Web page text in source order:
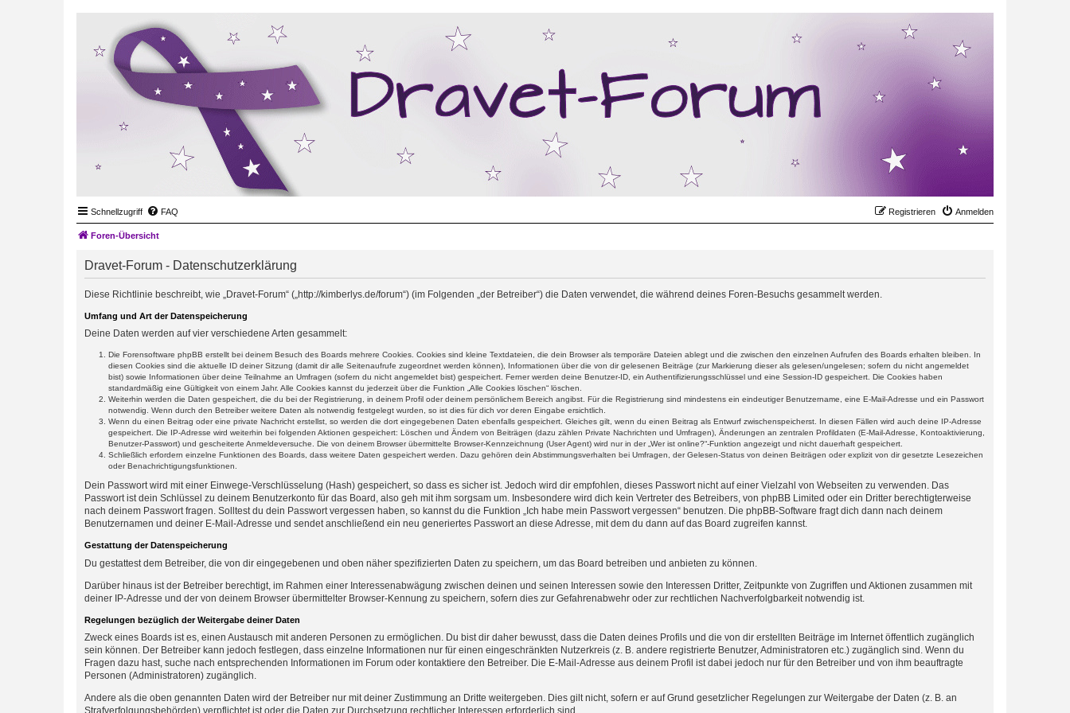
Schnellzugriff FAQ Anmelden
Registrieren
Foren-Übersicht
Dravet-Forum - Datenschutzerklärung
Diese Richtlinie beschreibt, wie „Dravet-Forum“ („http://kimberlys.de/forum“) (im Folgenden „der Betreiber“) die Daten verwendet, die während deines Foren-Besuchs gesammelt werden.
Umfang und Art der Datenspeicherung
Deine Daten werden auf vier verschiedene Arten gesammelt:
Die Forensoftware phpBB erstellt bei deinem Besuch des Boards mehrere Cookies. Cookies sind kleine Textdateien, die dein Browser als temporäre Dateien ablegt und die zwischen den einzelnen Aufrufen des Boards erhalten bleiben. In
diesen Cookies sind die aktuelle ID deiner Sitzung (damit dir alle Seitenaufrufe zugeordnet werden können), Informationen über die von dir gelesenen Beiträge (zur Markierung dieser als gelesen/ungelesen; sofern du nicht angemeldet
bist) sowie Informationen über deine Teilnahme an Umfragen (sofern du nicht angemeldet bist) gespeichert. Ferner werden deine Benutzer-ID, ein Authentifizierungsschlüssel und eine Session-ID gespeichert. Die Cookies haben
standardmäßig eine Gültigkeit von einem Jahr. Alle Cookies kannst du jederzeit über die Funktion „Alle Cookies löschen“ löschen.
Weiterhin werden die Daten gespeichert, die du bei der Registrierung, in deinem Profil oder deinem persönlichem Bereich angibst. Für die Registrierung sind mindestens ein eindeutiger Benutzername, eine E-Mail-Adresse und ein Passwort
notwendig. Wenn durch den Betreiber weitere Daten als notwendig festgelegt wurden, so ist dies für dich vor deren Eingabe ersichtlich.
Wenn du einen Beitrag oder eine private Nachricht erstellst, so werden die dort eingegebenen Daten ebenfalls gespeichert. Gleiches gilt, wenn du einen Beitrag als Entwurf zwischenspeicherst. In diesen Fällen wird auch deine IP-Adresse
gespeichert. Die IP-Adresse wird weiterhin bei folgenden Aktionen gespeichert: Löschen und Ändern von Beiträgen (dazu zählen Private Nachrichten und Umfragen), Änderungen an zentralen Profildaten (E-Mail-Adresse, Kontoaktivierung,
Benutzer-Passwort) und gescheiterte Anmeldeversuche. Die von deinem Browser übermittelte Browser-Kennzeichnung (User Agent) wird nur in der „Wer ist online?“-Funktion angezeigt und nicht dauerhaft gespeichert.
Schließlich erfordern einzelne Funktionen des Boards, dass weitere Daten gespeichert werden. Dazu gehören dein Abstimmungsverhalten bei Umfragen, der Gelesen-Status von deinen Beiträgen oder explizit von dir gesetzte Lesezeichen
oder Benachrichtigungsfunktionen.
Dein Passwort wird mit einer Einwege-Verschlüsselung (Hash) gespeichert, so dass es sicher ist. Jedoch wird dir empfohlen, dieses Passwort nicht auf einer Vielzahl von Webseiten zu verwenden. Das
Passwort ist dein Schlüssel zu deinem Benutzerkonto für das Board, also geh mit ihm sorgsam um. Insbesondere wird dich kein Vertreter des Betreibers, von phpBB Limited oder ein Dritter berechtigterweise
nach deinem Passwort fragen. Solltest du dein Passwort vergessen haben, so kannst du die Funktion „Ich habe mein Passwort vergessen“ benutzen. Die phpBB-Software fragt dich dann nach deinem
Benutzernamen und deiner E-Mail-Adresse und sendet anschließend ein neu generiertes Passwort an diese Adresse, mit dem du dann auf das Board zugreifen kannst.
Gestattung der Datenspeicherung
Du gestattest dem Betreiber, die von dir eingegebenen und oben näher spezifizierten Daten zu speichern, um das Board betreiben und anbieten zu können.
Darüber hinaus ist der Betreiber berechtigt, im Rahmen einer Interessenabwägung zwischen deinen und seinen Interessen sowie den Interessen Dritter, Zeitpunkte von Zugriffen und Aktionen zusammen mit
deiner IP-Adresse und der von deinem Browser übermittelter Browser-Kennung zu speichern, sofern dies zur Gefahrenabwehr oder zur rechtlichen Nachverfolgbarkeit notwendig ist.
Regelungen bezüglich der Weitergabe deiner Daten
Zweck eines Boards ist es, einen Austausch mit anderen Personen zu ermöglichen. Du bist dir daher bewusst, dass die Daten deines Profils und die von dir erstellten Beiträge im Internet öffentlich zugänglich
sein können. Der Betreiber kann jedoch festlegen, dass einzelne Informationen nur für einen eingeschränkten Nutzerkreis (z. B. andere registrierte Benutzer, Administratoren etc.) zugänglich sind. Wenn du
Fragen dazu hast, suche nach entsprechenden Informationen im Forum oder kontaktiere den Betreiber. Die E-Mail-Adresse aus deinem Profil ist dabei jedoch nur für den Betreiber und von ihm beauftragte
Personen (Administratoren) zugänglich.
Andere als die oben genannten Daten wird der Betreiber nur mit deiner Zustimmung an Dritte weitergeben. Dies gilt nicht, sofern er auf Grund gesetzlicher Regelungen zur Weitergabe der Daten (z. B. an
Strafverfolgungsbehörden) verpflichtet ist oder die Daten zur Durchsetzung rechtlicher Interessen erforderlich sind.